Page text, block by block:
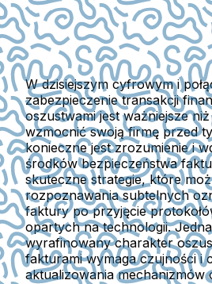
W dzisiejszym cyfrowym i
zabezpieczenie transakcji
oszustwami jest ważniejsze
wzmocnić swoją firmę przed
konieczne jest zrozumienie i
środków bezpieczeństwa
skuteczne strategie, które
rozpoznawania subtelnych
faktury po przyjęcie
opartych na technologii.
wyrafinowany charakter
fakturami wymaga czujności i
aktualizowania mechanizmów